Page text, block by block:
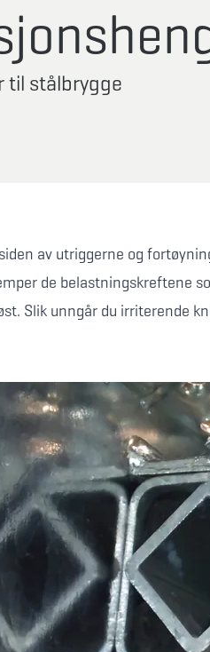
til stålbrygge
av utriggerne og
de belastningskreftene
Slik unngår du irriterende